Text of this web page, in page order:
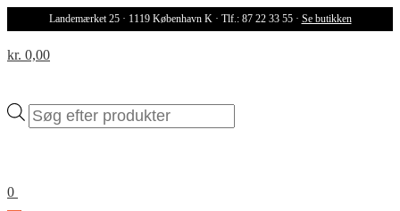
Landemærket 25 · 1119 København K · Tlf.: 87 22 33 55 · Se butikken
Products
search
kr. 0,00
0